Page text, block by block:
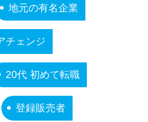
地元の有名企業
チェンジ
20代 初めて転職
登録販売者